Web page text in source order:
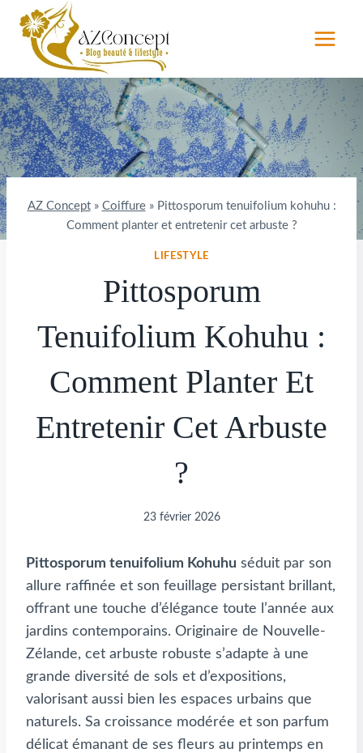
Aller
contenu
AZ Concept» Coiffure» Pittosporum tenuifolium kohuhu :
Comment planter et entretenir cet arbuste ?
LIFESTYLE
Pittosporum
Tenuifolium Kohuhu :
Comment Planter Et
Entretenir Cet Arbuste
?
23 février 2026
Pittosporum tenuifolium Kohuhu séduit par son
allure raffinée et son feuillage persistant brillant,
offrant une touche d’élégance toute l’année aux
jardins contemporains. Originaire de Nouvelle-
Zélande, cet arbuste robuste s’adapte à une
grande diversité de sols et d’expositions,
valorisant aussi bien les espaces urbains que
naturels. Sa croissance modérée et son parfum
délicat émanant de ses fleurs au printemps en